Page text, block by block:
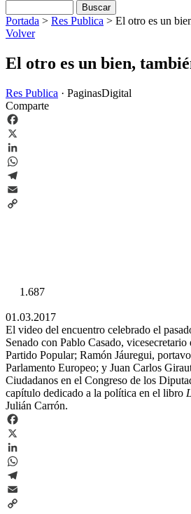
Portada > Res Publica > El otro es un
Volver
El otro es un bien,
Res Publica · PaginasDigital
Comparte
Facebook
X
LinkedIn
WhatsApp
Telegram
Email
1.687
01.03.2017
El video del encuentro celebrado el
Senado con Pablo Casado,
Partido Popular; Ramón Jáuregui,
Parlamento Europeo; y Juan Carlos
Ciudadanos en el Congreso de los
capítulo dedicado a la política en el libro
Julián Carrón.
Facebook
X
LinkedIn
WhatsApp
Telegram
Email